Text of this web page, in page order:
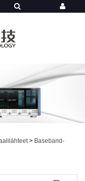
> Baseband-